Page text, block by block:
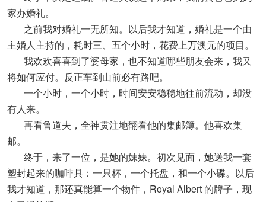
家办婚礼。
之前我对婚礼一无所知。以后我才知道，婚礼是一个由
主婚人主持的，耗时三、五个小时，花费上万澳元的项目。
我欢欢喜喜到了婆母家，也不知道哪些朋友会来，我又
将如何应付。反正车到山前必有路吧。
一个小时，一个小时，时间安安稳稳地往前流动，却没
有人来。
再看鲁道夫，全神贯注地翻看他的集邮簿。他喜欢集
邮。
终于，来了一位，是她的妹妹。初次见面，她送我一套
塑封起来的咖啡具：一只杯，一个托盘，和一个小碟。以后
我才知道，那还真能算一个物件，Royal Albert 的牌子，现